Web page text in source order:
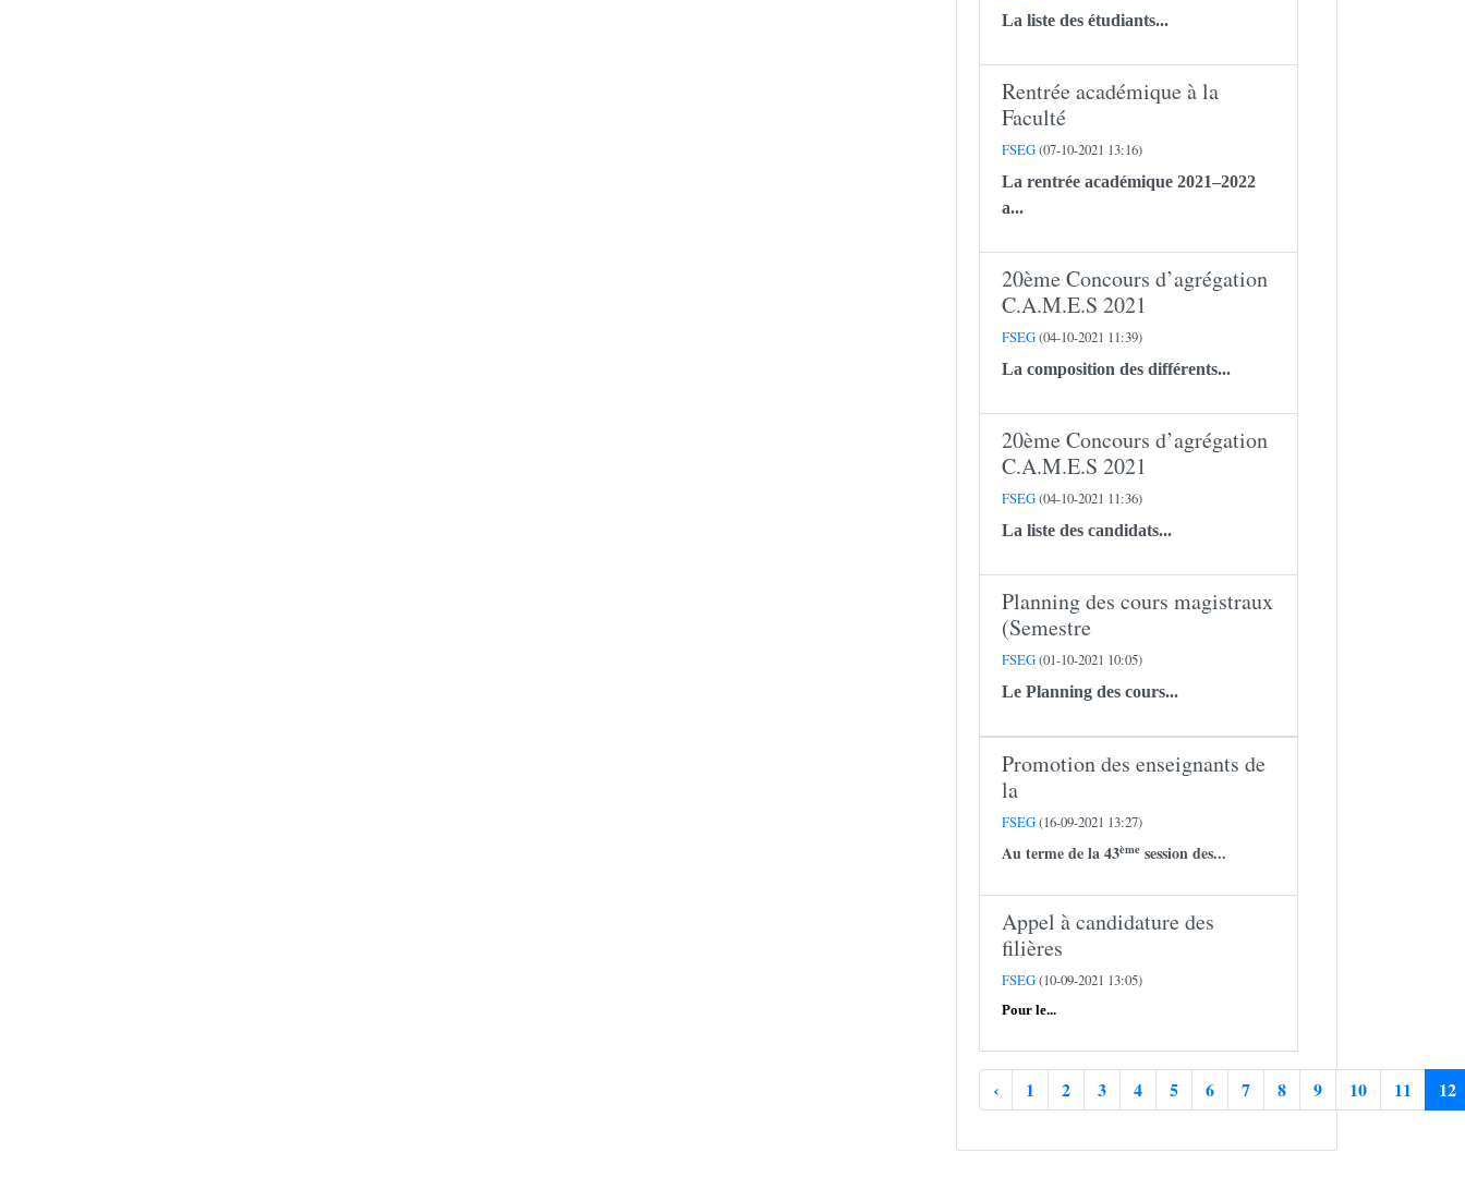
La liste des étudiants...
Rentrée académique à la
Faculté
FSEG(07-10-2021 13:16)
La rentrée académique 2021–2022
a...
20ème Concours d’agrégation
C.A.M.E.S 2021
FSEG(04-10-2021 11:39)
La composition des différents...
20ème Concours d’agrégation
C.A.M.E.S 2021
FSEG(04-10-2021 11:36)
La liste des candidats...
Planning des cours magistraux
(Semestre
FSEG(01-10-2021 10:05)
Le Planning des cours...
Promotion des enseignants de
la
FSEG(16-09-2021 13:27)
Au terme de la 43ème session des...
Appel à candidature des
filières
FSEG(10-09-2021 13:05)
Pour le...
‹ 1 2 3 4 5 6 7 8 9 10 11 12